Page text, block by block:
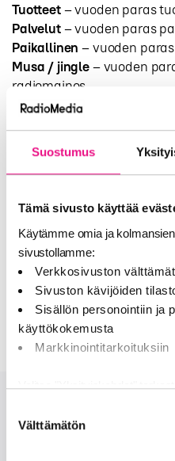
Suostumus
Tämä sivusto käyttää
Käytämme omia ja
sivustollamme:
Verkkosivuston
Sivuston kävijöiden
Sisällön personointiin ja
käyttökokemusta
Markkinointitarkoituksiin
Valitse "Yksityiskohdat"
Jaamme sosiaalisen median,
valinta
Välttämätön
Tuotteet– vuoden paras
Palvelut– vuoden paras
Paikallinen – vuoden
Musa / jingle– vuoden
radiomainos
Yhteiskunnallinen
–
radiomainos
Yritysvastuu– vuoden
radiomainos
– vuoden tehokkain
Kilpailun viimeistä
torstaihin 20.1.2022 klo
Lue lisää ja ilmoita
Onko sinulla